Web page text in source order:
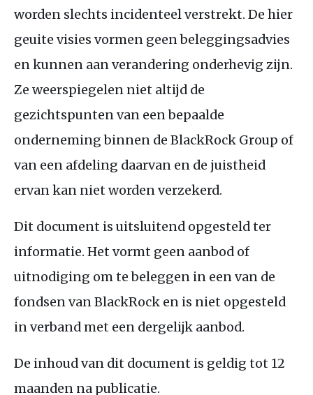
worden slechts incidenteel verstrekt. De hier
geuite visies vormen geen beleggingsadvies
en kunnen aan verandering onderhevig zijn.
Ze weerspiegelen niet altijd de
gezichtspunten van een bepaalde
onderneming binnen de BlackRock Group of
van een afdeling daarvan en de juistheid
ervan kan niet worden verzekerd.
Dit document is uitsluitend opgesteld ter
informatie. Het vormt geen aanbod of
uitnodiging om te beleggen in een van de
fondsen van BlackRock en is niet opgesteld
in verband met een dergelijk aanbod.
De inhoud van dit document is geldig tot 12
maanden na publicatie.